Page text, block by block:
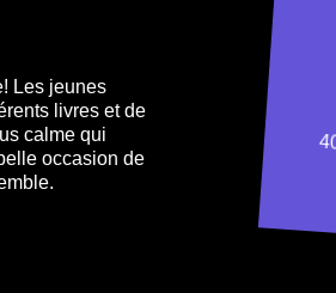
Les jeunes
livres et de
calme qui
occasion de